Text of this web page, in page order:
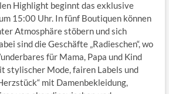
Highlight beginnt das exklusive
15:00 Uhr. In fünf Boutiquen können
Atmosphäre stöbern und sich
sind die Geschäfte „Radieschen“, wo
für Mama, Papa und Kind
stylischer Mode, fairen Labels und
mit Damenbekleidung,